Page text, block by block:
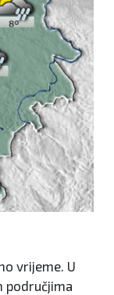
vrijeme. U
područjima